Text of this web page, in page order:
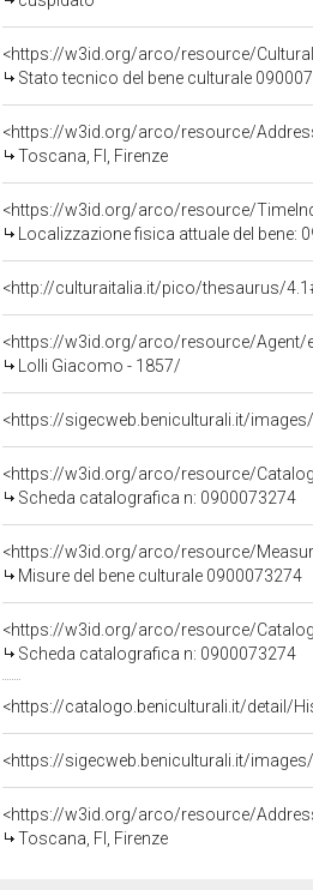
<https://w3id.org/arco/resource/
Stato tecnico del bene culturale
<https://w3id.org/arco/resource/
Toscana, FI, Firenze
<https://w3id.org/arco/resource/
Localizzazione fisica attuale del bene:
<http://culturaitalia.it/pico/thesaurus/
<https://w3id.org/arco/resource/Agent/
Lolli Giacomo - 1857/
<https://sigecweb.beniculturali.it/
<https://w3id.org/arco/resource/
Scheda catalografica n: 0900073274
<https://w3id.org/arco/resource/
Misure del bene culturale 0900073274
<https://w3id.org/arco/resource/
Scheda catalografica n: 0900073274
<https://catalogo.beniculturali.it/detail/
<https://sigecweb.beniculturali.it/
<https://w3id.org/arco/resource/
Toscana, FI, Firenze